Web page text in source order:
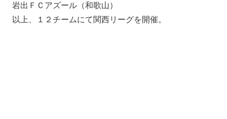
岩出ＦＣアズール（和歌山）
以上、１２チームにて関西リーグを開催。